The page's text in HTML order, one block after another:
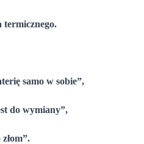
termicznego.
samo w sobie”,
do wymiany”,